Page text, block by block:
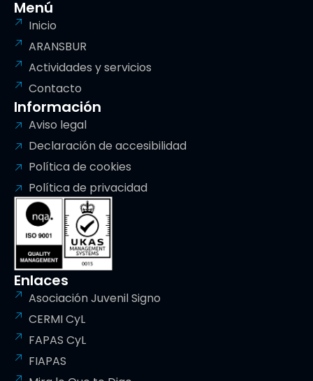
Menú
Inicio
ARANSBUR
Actividades y servicios
Contacto
Información
Aviso legal
Declaración de accesibilidad
Política de cookies
Política de privacidad
Enlaces
Asociación Juvenil Signo
CERMI CyL
FAPAS CyL
FIAPAS